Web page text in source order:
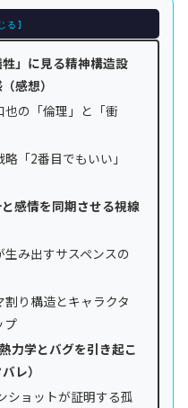
」に見る精神構造設
感想）
の「倫理」と「衝
「2番目でもいい」
感情を同期させる視線
み出すサスペンスの
り構造とキャラクタ
プ
力学とバグを引き起こ
レ）
ショットが証明する孤